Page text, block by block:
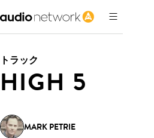
トラック
HIGH 5
MARK PETRIE